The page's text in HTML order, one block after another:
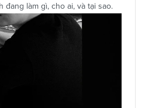
làm gì, cho ai, và tại sao.